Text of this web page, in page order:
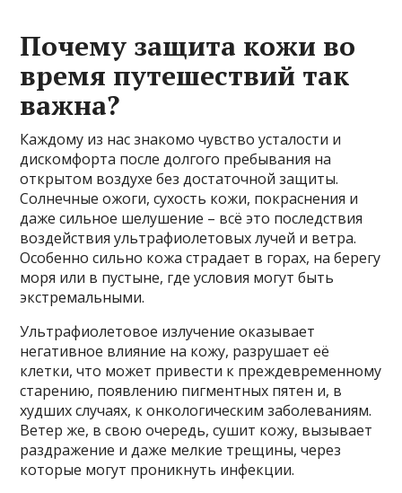
Почему защита кожи во
время путешествий так
важна?
Каждому из нас знакомо чувство усталости и
дискомфорта после долгого пребывания на
открытом воздухе без достаточной защиты.
Солнечные ожоги, сухость кожи, покраснения и
даже сильное шелушение – всё это последствия
воздействия ультрафиолетовых лучей и ветра.
Особенно сильно кожа страдает в горах, на берегу
моря или в пустыне, где условия могут быть
экстремальными.
Ультрафиолетовое излучение оказывает
негативное влияние на кожу, разрушает её
клетки, что может привести к преждевременному
старению, появлению пигментных пятен и, в
худших случаях, к онкологическим заболеваниям.
Ветер же, в свою очередь, сушит кожу, вызывает
раздражение и даже мелкие трещины, через
которые могут проникнуть инфекции.